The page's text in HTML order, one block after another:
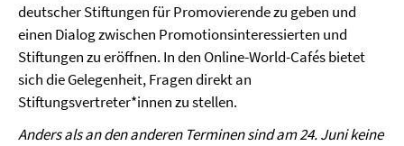
deutscher Stiftungen für Promovierende zu geben und
einen Dialog zwischen Promotionsinteressierten und
Stiftungen zu eröffnen. In den Online-World-Cafés bietet
sich die Gelegenheit, Fragen direkt an
Stiftungsvertreter*innen zu stellen.
Anders als an den anderen Terminen sind am 24. Juni keine